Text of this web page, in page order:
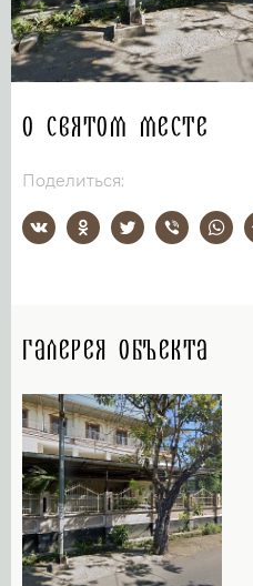
О святом месте
Поделиться:
Галерея объекта